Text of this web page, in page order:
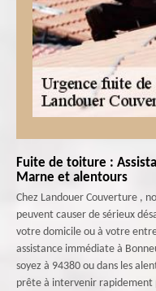
Fuite de toiture :
Marne et alentours
Chez Landouer Couverture ,
peuvent causer de sérieux
votre domicile ou à votre
assistance immédiate à
soyez à 94380 ou dans les
prête à intervenir